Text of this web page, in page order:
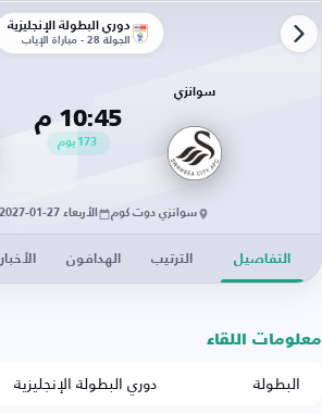
دوري البطولة الإنجليزية
الجولة 28 - مباراة الإياب
سوانزي
10:45 م
173 يوم
سوانزي دوت كوم الأربعاء 27-01-2027 · 10:45 م
التفاصيل الترتيب الهدافون الأخبار
معلومات اللقاء
البطولة
دوري البطولة الإنجليزية